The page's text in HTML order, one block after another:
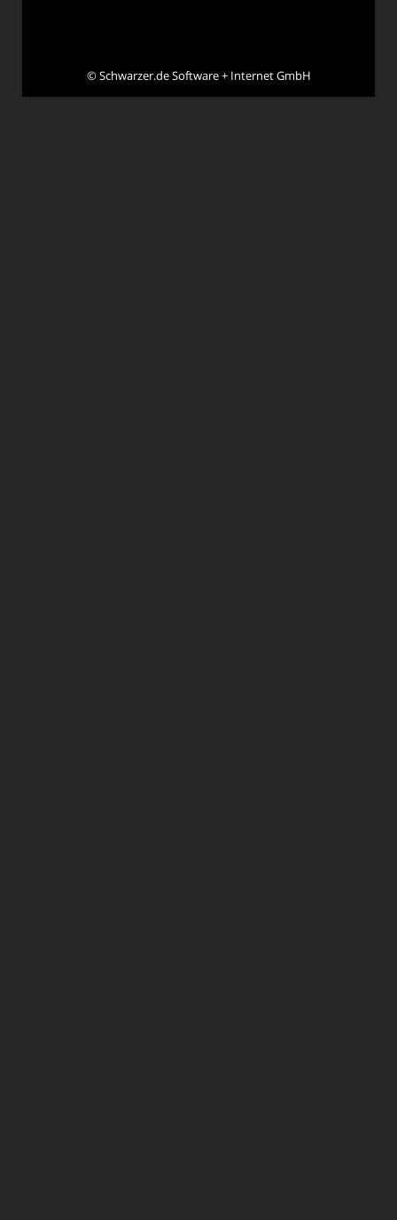
©Schwarzer.de Software + Internet GmbH